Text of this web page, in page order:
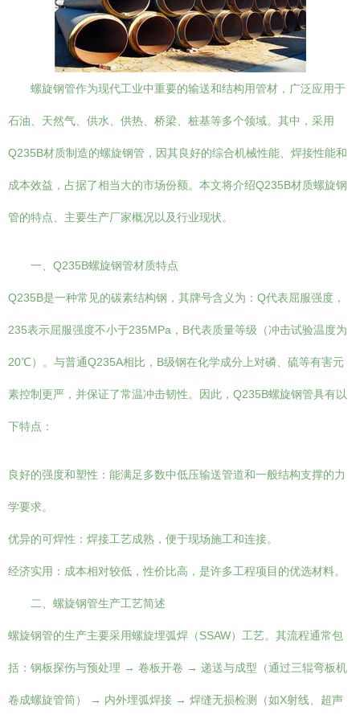
螺旋钢管作为现代工业中重要的输送和结构用管材，广泛应用于
石油、天然气、供水、供热、桥梁、桩基等多个领域。其中，采用
Q235B材质制造的螺旋钢管，因其良好的综合机械性能、焊接性能和
成本效益，占据了相当大的市场份额。本文将介绍Q235B材质螺旋钢
管的特点、主要生产厂家概况以及行业现状。
一、Q235B螺旋钢管材质特点
Q235B是一种常见的碳素结构钢，其牌号含义为：Q代表屈服强度，
235表示屈服强度不小于235MPa，B代表质量等级（冲击试验温度为
20℃）。与普通Q235A相比，B级钢在化学成分上对磷、硫等有害元
素控制更严，并保证了常温冲击韧性。因此，Q235B螺旋钢管具有以
下特点：
良好的强度和塑性：能满足多数中低压输送管道和一般结构支撑的力
学要求。
优异的可焊性：焊接工艺成熟，便于现场施工和连接。
经济实用：成本相对较低，性价比高，是许多工程项目的优选材料。
二、螺旋钢管生产工艺简述
螺旋钢管的生产主要采用螺旋埋弧焊（SSAW）工艺。其流程通常包
括：钢板探伤与预处理 → 卷板开卷 → 递送与成型（通过三辊弯板机
卷成螺旋管筒） → 内外埋弧焊接 → 焊缝无损检测（如X射线、超声